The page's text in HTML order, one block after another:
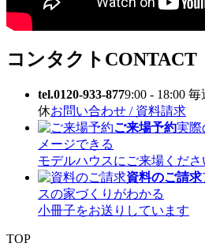
コンタクト CONTACT
tel.0120-933-8779:00 - 18:00
休お問い合わせ / 資料請求
ご来場予約実際
メージできる
モデルハウスにご来場くださ
資料のご請求
スの家づくりがわかる
小冊子をお送りしています
TOP